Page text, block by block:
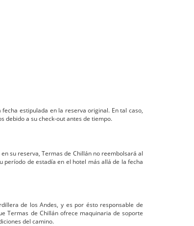
estipulada en la reserva original. En tal caso,
debido a su check-out antes de tiempo.
su reserva, Termas de Chillán no reembolsará al
período de estadía en el hotel más allá de la fecha
de los Andes, y es por ésto responsable de
Termas de Chillán ofrece maquinaria de soporte
del camino.